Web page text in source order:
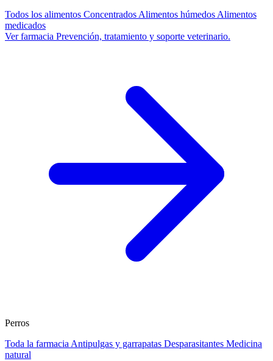
Todos los alimentos Concentrados Alimentos húmedos Alimentos
medicados
Ver farmacia Prevención, tratamiento y soporte veterinario.
Perros
Toda la farmacia Antipulgas y garrapatas Desparasitantes Medicina
natural